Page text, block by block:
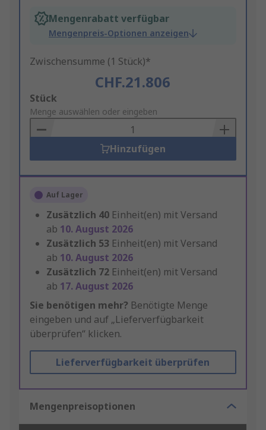
Mengenrabatt verfügbar
Mengenpreis-Optionen anzeigen
Zwischensumme (1 Stück)*
CHF.21.806
Add
to
Basket
Stück
Menge auswählen oder eingeben
Hinzufügen
Auf Lager
Zusätzlich 40 Einheit(en) mit Versand
ab 10. August 2026
Zusätzlich 53 Einheit(en) mit Versand
ab 10. August 2026
Zusätzlich 72 Einheit(en) mit Versand
ab 17. August 2026
Sie benötigen mehr? Benötigte Menge
eingeben und auf „Lieferverfügbarkeit
überprüfen“ klicken.
Lieferverfügbarkeit überprüfen
Mengenpreisoptionen